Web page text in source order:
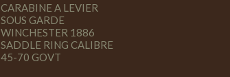
CARABINE A LEVIER
SOUS GARDE
WINCHESTER 1886
SADDLE RING CALIBRE
45-70 GOVT